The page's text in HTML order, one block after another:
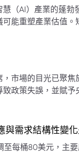
（AI）產業的蓬勃
能重塑產業估值。
市場的目光已聚焦
政策失誤，並賦予
信號的依賴，並強
與需求結構性變化
每桶80美元，主